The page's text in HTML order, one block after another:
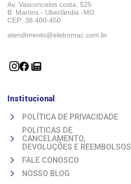
Av. Vasconcelos costa, 525
B. Martins - Uberlândia -MG
CEP: 38.400-450
atendimento@eletromac.com.br
Institucional
POLÍTICA DE PRIVACIDADE
POLITICAS DE
CANCELAMENTO,
DEVOLUÇÕES E REEMBOLSOS
FALE CONOSCO
NOSSO BLOG